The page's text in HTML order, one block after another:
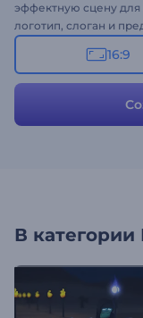
эффектную сцену для
логотип, слоган и
создать уникальную
Идеально подходит
тематику и многого
логотип центром
16:9
В категории